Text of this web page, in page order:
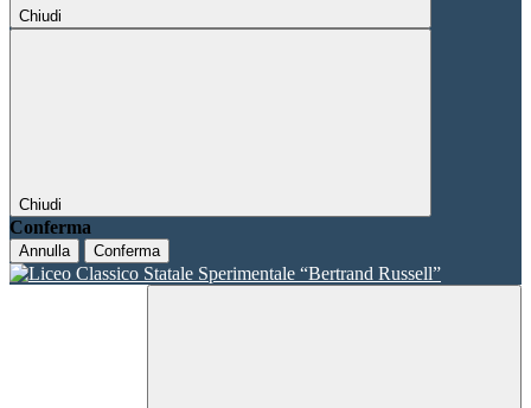
Chiudi
Chiudi
Conferma
Annulla Conferma